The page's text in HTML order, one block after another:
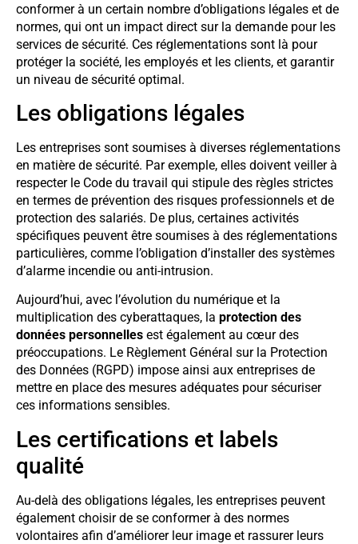
conformer à un certain nombre d’obligations légales et de
normes, qui ont un impact direct sur la demande pour les
services de sécurité. Ces réglementations sont là pour
protéger la société, les employés et les clients, et garantir
un niveau de sécurité optimal.
Les obligations légales
Les entreprises sont soumises à diverses réglementations
en matière de sécurité. Par exemple, elles doivent veiller à
respecter le Code du travail qui stipule des règles strictes
en termes de prévention des risques professionnels et de
protection des salariés. De plus, certaines activités
spécifiques peuvent être soumises à des réglementations
particulières, comme l’obligation d’installer des systèmes
d’alarme incendie ou anti-intrusion.
Aujourd’hui, avec l’évolution du numérique et la
multiplication des cyberattaques, la protection des
données personnelles est également au cœur des
préoccupations. Le Règlement Général sur la Protection
des Données (RGPD) impose ainsi aux entreprises de
mettre en place des mesures adéquates pour sécuriser
ces informations sensibles.
Les certifications et labels
qualité
Au-delà des obligations légales, les entreprises peuvent
également choisir de se conformer à des normes
volontaires afin d’améliorer leur image et rassurer leurs